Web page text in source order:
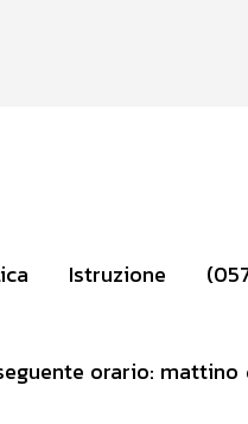
Istruzione
orario: mattino